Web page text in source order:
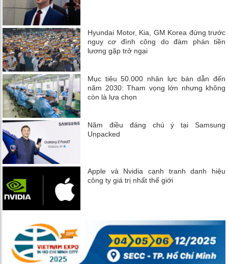
Hyundai Motor, Kia, GM Korea đứng trước
nguy cơ đình công do đàm phán tiền
lương gặp trở ngại
Mục tiêu 50.000 nhân lực bán dẫn đến
năm 2030: Tham vọng lớn nhưng không
còn là lựa chọn
Năm điều đáng chú ý tại Samsung
Unpacked
Apple và Nvidia cạnh tranh danh hiệu
công ty giá trị nhất thế giới